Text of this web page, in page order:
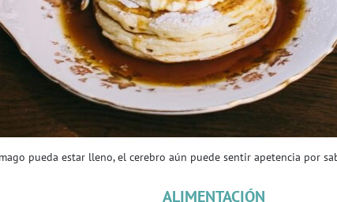
pueda estar lleno, el cerebro aún puede sentir apetencia por
ALIMENTACIÓN